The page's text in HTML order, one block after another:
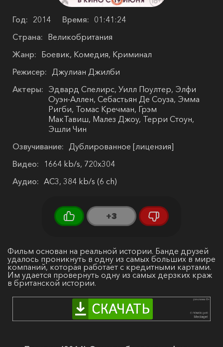
Год: 2014 Время: 01:41:24
Страна: Великобритания
Жанр: Боевик, Комедия, Криминал
Режисер:
Джулиан Джилби
Актеры: Эдвард Спелирс, Уилл Поултер, Элфи
Оуэн-Аллен, Себастьян Де Соуза, Эмма
Ригби, Томас Кречман, Грэм
МакТавиш, Малез Джоу, Терри Стоун,
Эшли Чин
Озвучивание:
Дублированное [лицензия]
Видео:
1664 kb/s, 720x304
Аудио: AC3, 384 kb/s (6 ch)
+3
Фильм основан на реальной истории. Банде друзей
удалось проникнуть в одну из самых больших в мире
компаний, которая работает с кредитными картами.
Им удается провернуть одну из самых дерзких краж
в британской истории.